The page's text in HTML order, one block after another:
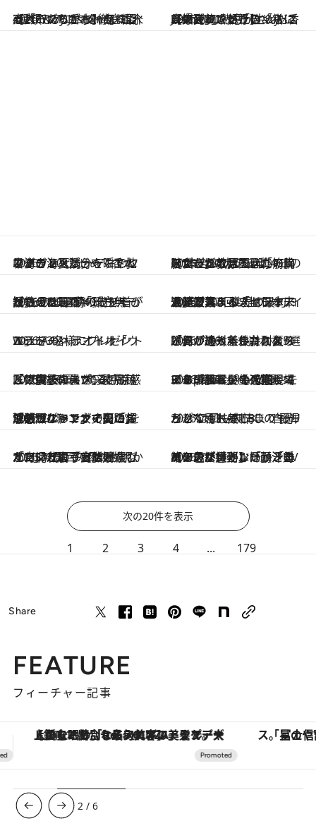
2026.7.21
【大バズり香水】売れに売れている！ ジャスミンラバーたちがもれなく沼る「Crazy Jasmine」香水4種類＆アロマを徹底紹介 2026.7.21
【爆発的人気！】「常に鼻に入れていたいくらいジャスミンが好き（笑）」ひとりの“ジャスミン狂”の熱意が生んだ香りのブランド「Crazy Jasmine」
2026.7.20
暑すぎる夏…せめて香水でバカンス気分を！トム フォード ビューティのフレグランスが、一瞬で地中海の海へ誘う 2026.7.20
《たった4ステップ》二の腕がたるむ原因は「筋肉の衰え」ではない…40代をくびれさせてきたトレーナーが教える、二の腕に“本当に効く”運動
2026.7.20
《たった3ステップ》首が短いのは肩の「孤立無援」のせい？ 40代をくびれさせてきたトレーナーが教える、“肩のモリモリ”を取る運動 2026.7.17
渡航歴100回以上のハワイ通が厳選！ 世界の最旬コスメが集まる「セフォラ」で買うべき《日本未上陸コスメ＆スキンケア10選》
2026.7.17
WELLAのヘアオイル「ウエラトーン ライトオイル」を3名様にプレゼント 2026.7.16
「何があっても崩れない」が絶対条件。耐久メイクの達人・長井かおりさんが辿り着いた、夏の限界サバイバルコスメ5選
2026.7.16
「災害級の暑さ」でも涼しげ肌をキープ。皮膚科医・貴子先生が“妥協なし”で本気買いする「涼感＆修復」コスメ5選 2026.7.16
ロケ・ライブの過酷現場でも崩れない！ 女優やモデルの肌と髪を死守している「猛暑を生き抜くコスメBEST5」【ヘア＆メイクpaku☆chan選】
2026.7.15
「デリケートゾーンにメントールって大丈夫？」《熱烈なファンの口コミで話題に》ソフィの「超涼感ナプキン」で夏の生理の“ムレ×ニオイ問題”を解決！ 2026.7.13
どんな唇も美しく、自分らしく！ KANEBOの“夏リップ”は肌も表情までも輝かせてくれる
2026.7.12
「ママ友に『実は51歳なんだ』と言うと悲鳴が…」47歳で自然妊娠した育児2周目の母親が明かす、50代の子育てがすごくいいと思うワケ 2026.7.11
【アンプルールは顔汗対策の最終兵器】「ハンカチに色が付かない」「こめかみに汗がツーッと垂れてこない！」汗かきライターが感動した耐汗UVベース
次の20件を表示
1 2 3 4 ... 179
Share
FEATURE
フィーチャー記事
「星のや富士」でデジタルデトックス。冨士信仰の歴史を辿り、心身を調える。 【夏限定ディナーコース】旬を
3 /6